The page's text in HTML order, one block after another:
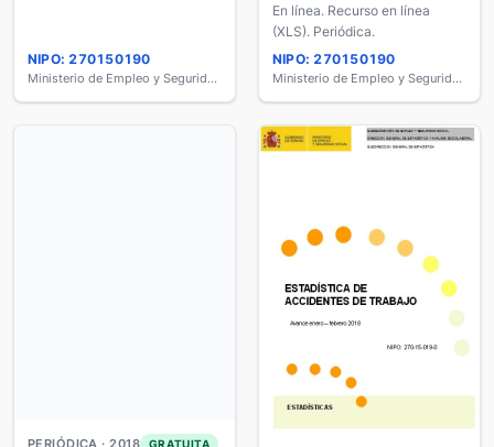
NIPO: 270150190
Ministerio de Empleo y Seguridad Social
En línea. Recurso en línea
(XLS). Periódica.
NIPO: 270150190
Ministerio de Empleo y Seguridad Social